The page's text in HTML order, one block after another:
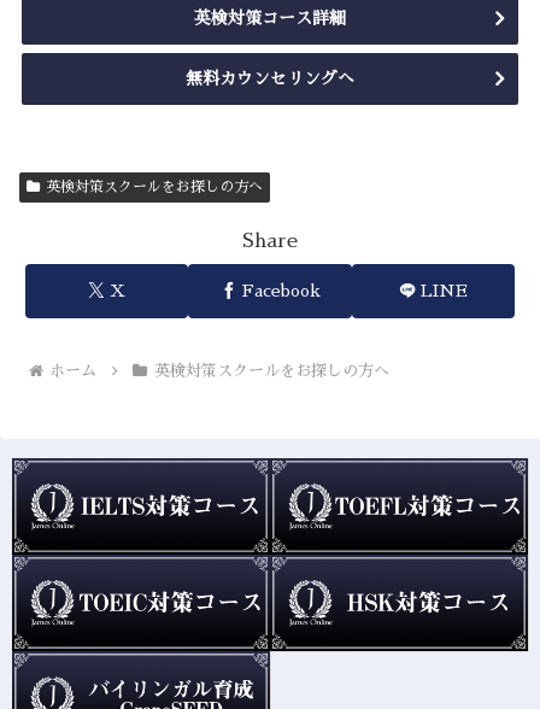
英検対策コース詳細
無料カウンセリングへ
英検対策スクールをお探しの方へ
Share
X Facebook LINE
ホーム 英検対策スクールをお探しの方へ